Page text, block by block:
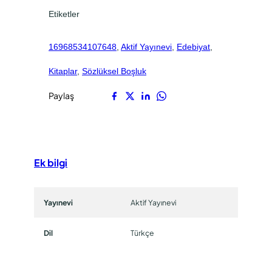
Etiketler
16968534107648, Aktif Yayınevi, Edebiyat
Kitaplar, Sözlüksel Boşluk
Paylaş
Ek bilgi
Yayınevi Aktif Yayınevi
Dil Türkçe